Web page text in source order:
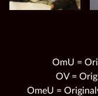
OmU =
OV =
OmeU =